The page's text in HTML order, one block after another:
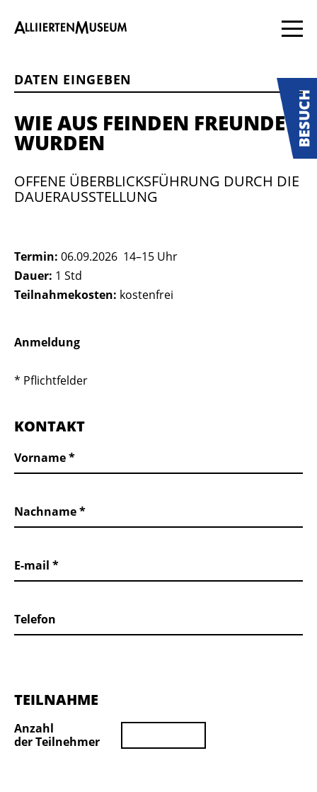
DATEN EINGEBEN
WIE AUS FEINDEN FREUNDE
WURDEN
OFFENE ÜBERBLICKSFÜHRUNG DURCH DIE
DAUERAUSSTELLUNG
Termin: 06.09.2026 14–15 Uhr
Dauer: 1 Std
Teilnahmekosten: kostenfrei
Anmeldung
* Pflichtfelder
KONTAKT
Vorname
Nachname
E-mail
Telefon
TEILNAHME
Anzahl
der Teilnehmer